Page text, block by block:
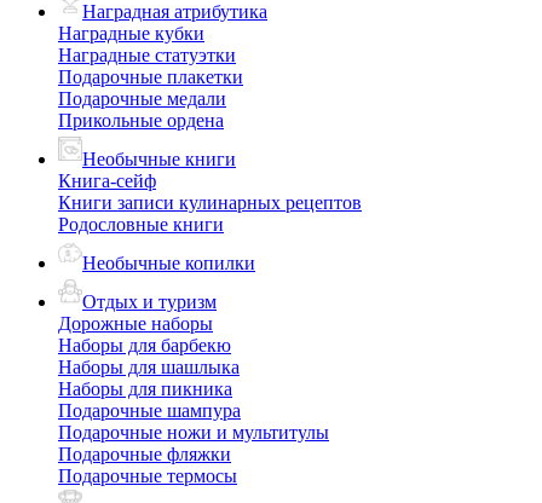
Наградная атрибутика
Наградные кубки
Наградные статуэтки
Подарочные плакетки
Подарочные медали
Прикольные ордена
Необычные книги
Книга-сейф
Книги записи кулинарных рецептов
Родословные книги
Необычные копилки
Отдых и туризм
Дорожные наборы
Наборы для барбекю
Наборы для шашлыка
Наборы для пикника
Подарочные шампура
Подарочные ножи и мультитулы
Подарочные фляжки
Подарочные термосы